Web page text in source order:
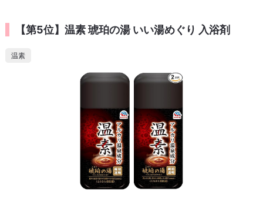
【第5位】温素 琥珀の湯 いい湯めぐり 入浴剤
温素